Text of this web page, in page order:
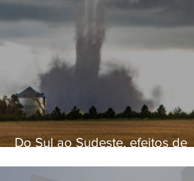
Do Sul ao Sudeste, efeitos de
apreensão na população